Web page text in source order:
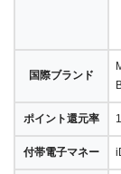
国際ブランド
ポイント還元率
付帯電子マネー